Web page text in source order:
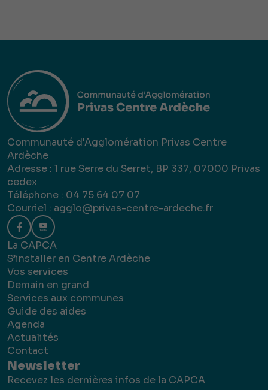
Communauté d'Agglomération Privas Centre
Ardèche
Adresse : 1 rue Serre du Serret, BP 337, 07000 Privas
cedex
Téléphone : 04 75 64 07 07
Courriel : agglo@privas-centre-ardeche.fr
La CAPCA
S’installer en Centre Ardèche
Vos services
Demain en grand
Services aux communes
Guide des aides
Agenda
Actualités
Contact
Newsletter
Recevez les dernières infos de la CAPCA